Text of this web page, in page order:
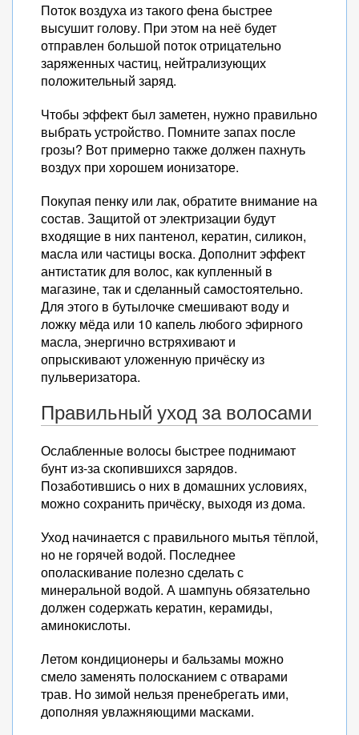
Поток воздуха из такого фена быстрее
высушит голову. При этом на неё будет
отправлен большой поток отрицательно
заряженных частиц, нейтрализующих
положительный заряд.
Чтобы эффект был заметен, нужно правильно
выбрать устройство. Помните запах после
грозы? Вот примерно также должен пахнуть
воздух при хорошем ионизаторе.
Покупая пенку или лак, обратите внимание на
состав. Защитой от электризации будут
входящие в них пантенол, кератин, силикон,
масла или частицы воска. Дополнит эффект
антистатик для волос, как купленный в
магазине, так и сделанный самостоятельно.
Для этого в бутылочке смешивают воду и
ложку мёда или 10 капель любого эфирного
масла, энергично встряхивают и
опрыскивают уложенную причёску из
пульверизатора.
Правильный уход за волосами
Ослабленные волосы быстрее поднимают
бунт из-за скопившихся зарядов.
Позаботившись о них в домашних условиях,
можно сохранить причёску, выходя из дома.
Уход начинается с правильного мытья тёплой,
но не горячей водой. Последнее
ополаскивание полезно сделать с
минеральной водой. А шампунь обязательно
должен содержать кератин, керамиды,
аминокислоты.
Летом кондиционеры и бальзамы можно
смело заменять полосканием с отварами
трав. Но зимой нельзя пренебрегать ими,
дополняя увлажняющими масками.